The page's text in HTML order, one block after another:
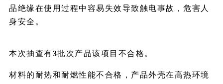
品绝缘在使用过程中容易失效导致触电事故，危害人
身安全。
本次抽查有3批次产品该项目不合格。
材料的耐热和耐燃性能不合格，产品外壳在高热环境